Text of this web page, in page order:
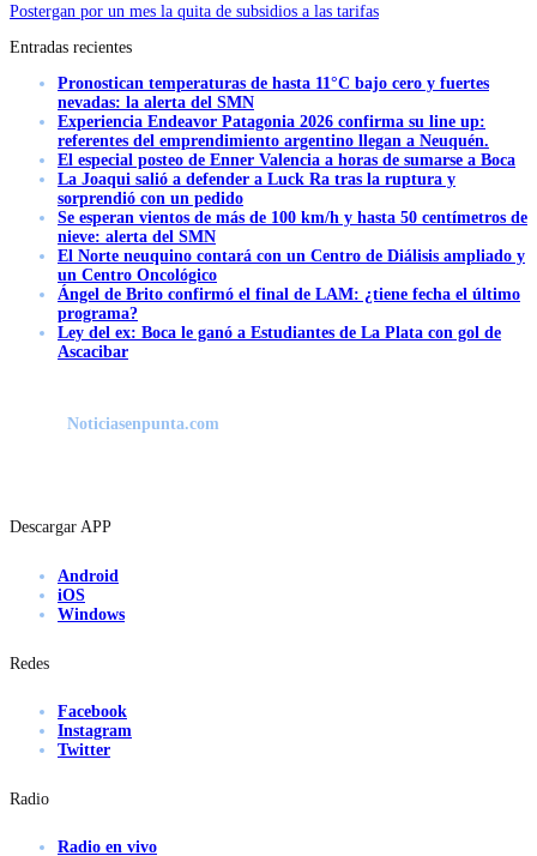
Postergan por un mes la quita de subsidios a las tarifas
Entradas recientes
Pronostican temperaturas de hasta 11°C bajo cero y fuertes
nevadas: la alerta del SMN
Experiencia Endeavor Patagonia 2026 confirma su line up:
referentes del emprendimiento argentino llegan a Neuquén.
El especial posteo de Enner Valencia a horas de sumarse a Boca
La Joaqui salió a defender a Luck Ra tras la ruptura y
sorprendió con un pedido
Se esperan vientos de más de 100 km/h y hasta 50 centímetros de
nieve: alerta del SMN
El Norte neuquino contará con un Centro de Diálisis ampliado y
un Centro Oncológico
Ángel de Brito confirmó el final de LAM: ¿tiene fecha el último
programa?
Ley del ex: Boca le ganó a Estudiantes de La Plata con gol de
Ascacibar
Noticiasenpunta.com
Descargar APP
Android
iOS
Windows
Redes
Facebook
Instagram
Twitter
Radio
Radio en vivo